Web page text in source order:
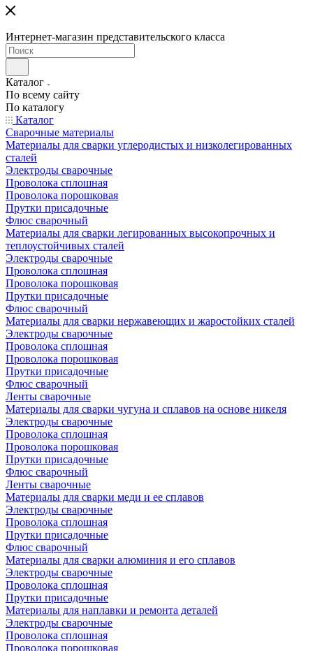
Интернет-магазин представительского класса
Каталог
По всему сайту
По каталогу
Каталог
Сварочные материалы
Материалы для сварки углеродистых и низколегированных
сталей
Электроды сварочные
Проволока сплошная
Проволока порошковая
Прутки присадочные
Флюс сварочный
Материалы для сварки легированных высокопрочных и
теплоустойчивых сталей
Электроды сварочные
Проволока сплошная
Проволока порошковая
Прутки присадочные
Флюс сварочный
Материалы для сварки нержавеющих и жаростойких сталей
Электроды сварочные
Проволока сплошная
Проволока порошковая
Прутки присадочные
Флюс сварочный
Ленты сварочные
Материалы для сварки чугуна и сплавов на основе никеля
Электроды сварочные
Проволока сплошная
Проволока порошковая
Прутки присадочные
Флюс сварочный
Ленты сварочные
Материалы для сварки меди и ее сплавов
Электроды сварочные
Проволока сплошная
Прутки присадочные
Флюс сварочный
Материалы для сварки алюминия и его сплавов
Электроды сварочные
Проволока сплошная
Прутки присадочные
Материалы для наплавки и ремонта деталей
Электроды сварочные
Проволока сплошная
Проволока порошковая